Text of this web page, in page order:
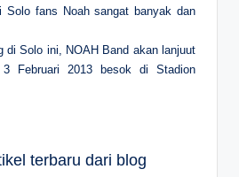
Solo fans Noah sangat banyak dan
di Solo ini, NOAH Band akan lanjuut
3 Februari 2013 besok di Stadion
terbaru dari blog